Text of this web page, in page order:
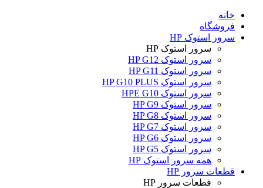
خانه
فروشگاه
سرور استوک HP
سرور استوک HP
سرور استوک HP G12
سرور استوک HP G11
سرور استوک HP G10 PLUS
سرور استوک HPE G10
سرور استوک HP G9
سرور استوک HP G8
سرور استوک HP G7
سرور استوک HP G6
سرور استوک HP G5
همه سرور استوک HP
قطعات سرور HP
قطعات سرور HP